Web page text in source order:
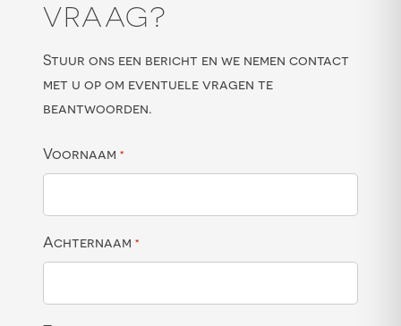
VRAAG?
Stuur ons een bericht en we nemen contact
met u op om eventuele vragen te
beantwoorden.
Voornaam *
Achternaam *